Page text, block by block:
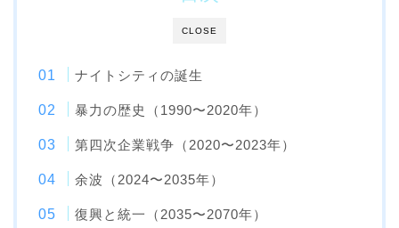
CLOSE
ナイトシティの誕生
暴力の歴史（1990〜2020年）
第四次企業戦争（2020〜2023年）
余波（2024〜2035年）
復興と統一（2035〜2070年）